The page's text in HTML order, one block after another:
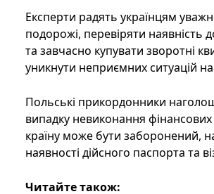
Експерти радять українцям
подорожі, перевіряти наявність
та завчасно купувати зворотні
уникнути неприємних ситуацій
Польські прикордонники
випадку невиконання фінансових
країну може бути заборонений,
наявності дійсного паспорта та
Читайте також: